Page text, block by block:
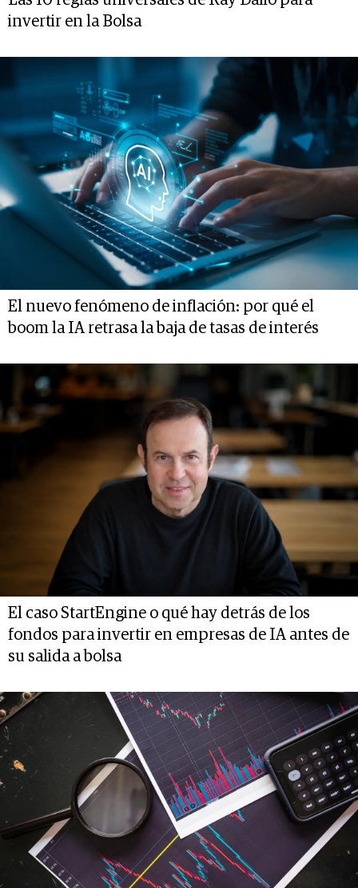
invertir en la Bolsa
El nuevo fenómeno de inflación: por qué el
boom la IA retrasa la baja de tasas de interés
El caso StartEngine o qué hay detrás de los
fondos para invertir en empresas de IA antes de
su salida a bolsa